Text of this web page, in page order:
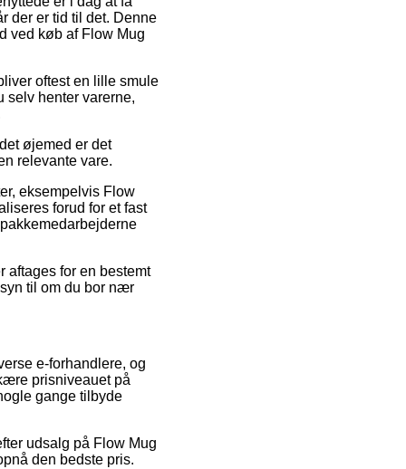
der er tid til det. Denne
ved køb af Flow Mug
oftest en lille smule
selv henter varerne,
øjemed er det
relevante vare.
eksempelvis Flow
forud for et fast
aftages for en bestemt
til om du bor nær
e-forhandlere, og
prisniveauet på
gange tilbyde
udsalg på Flow Mug
den bedste pris.